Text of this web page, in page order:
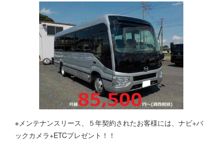
※メンテナンスリース、５年契約されたお客様には、ナビ+バ
ックカメラ+ETCプレゼント！！